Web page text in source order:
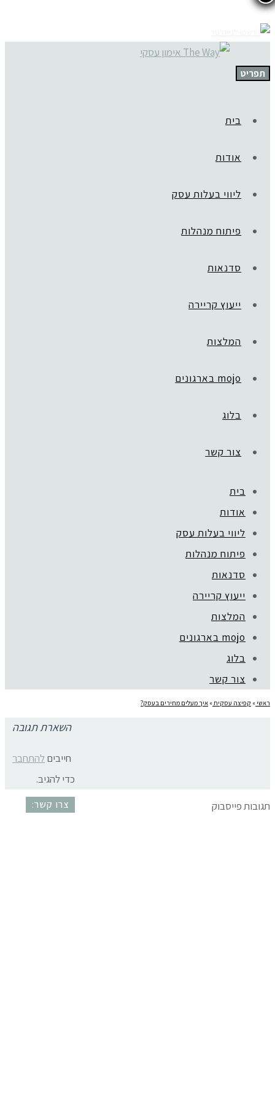
תפריט
בית
אודות
ליווי בעלות עסק
פיתוח מנהלות
סדנאות
ייעוץ קריירה
המלצות
mojo בארגונים
בלוג
צור קשר
בית
אודות
ליווי בעלות עסק
פיתוח מנהלות
סדנאות
ייעוץ קריירה
המלצות
mojo בארגונים
בלוג
צור קשר
ראשי » קפיצה עסקית» איך מעלים מחירים בעסק?
תגובות פייסבוק
השארת תגובה
חייביםלהתחבר
כדי להגיב.
צרו קשר:
© כל הזכויות שמורות לגלית שול |
עיצוב:
נסטיה פייביש| ביצוע:zivuch